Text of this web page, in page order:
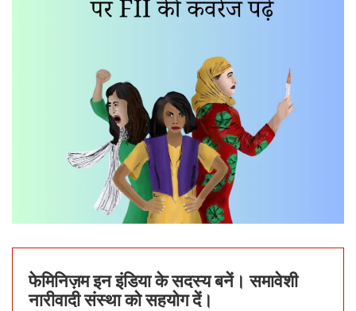
फेमिनिज़म इन इंडिया के सदस्य बनें। समावेशी
नारीवादी संस्था को सहयोग दें।